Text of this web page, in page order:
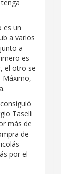
es un
a varios
a
es
el otro se
Máximo,
Taselli
más de
de
por el